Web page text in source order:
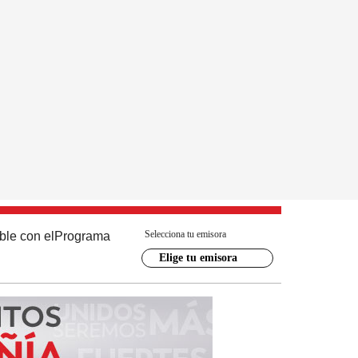
con el Programa Selecciona tu emisora
Elige tu emisora